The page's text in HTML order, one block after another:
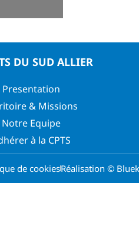
DU SUD ALLIER
Presentation
& Missions
Notre Equipe
à la CPTS
de cookiesRéalisation ©